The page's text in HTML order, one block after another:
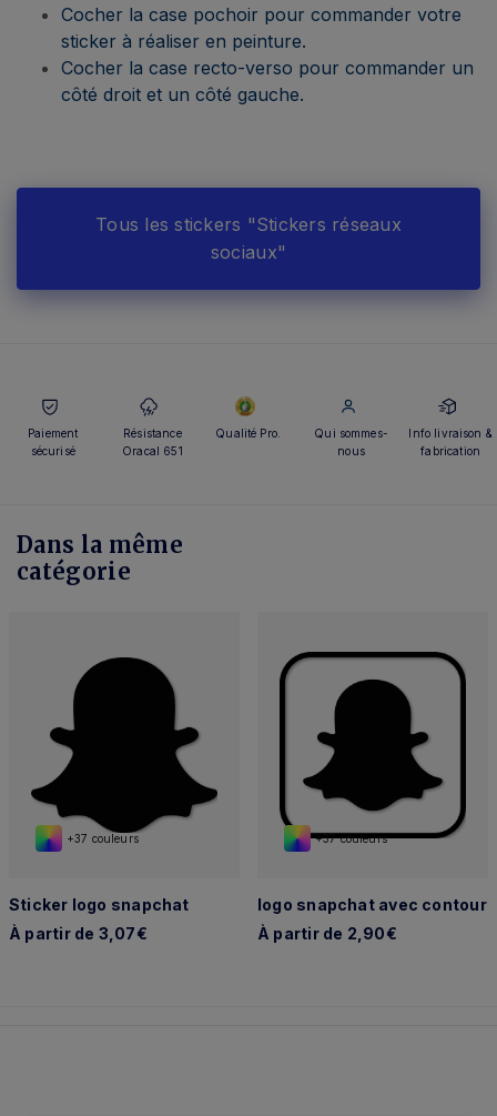
Cocher la case pochoir pour commander votre
sticker à réaliser en peinture.
Cocher la case recto-verso pour commander un
côté droit et un côté gauche.
Tous les stickers "Stickers réseaux
sociaux"
Paiement
sécurisé
Résistance
Oracal 651
Qualité Pro.
Qui sommes-
nous
Info livraison &
fabrication
Dans la même
catégorie
+37 couleurs
Sticker logo snapchat
À partir de 3,07€
+37 couleurs
logo snapchat avec contour
À partir de 2,90€